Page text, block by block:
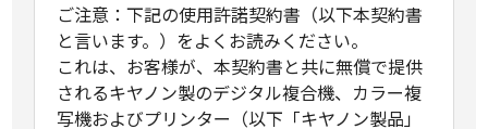
ご注意：下記の使用許諾契約書（以下本契約書
と言います。）をよくお読みください。
これは、お客様が、本契約書と共に無償で提供
されるキヤノン製のデジタル複合機、カラー複
写機およびプリンター（以下「キヤノン製品」